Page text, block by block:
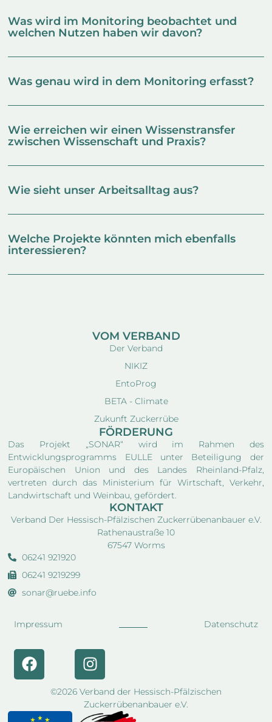
Was wird im Monitoring beobachtet und
welchen Nutzen haben wir davon?
Was genau wird in dem Monitoring erfasst?
Wie erreichen wir einen Wissenstransfer
zwischen Wissenschaft und Praxis?
Wie sieht unser Arbeitsalltag aus?
Welche Projekte könnten mich ebenfalls
interessieren?
VOM VERBAND
Der Verband
NIKIZ
EntoProg
BETA - Climate
Zukunft Zuckerrübe
FÖRDERUNG
Das Projekt „SONAR“ wird im Rahmen des
Entwicklungsprogramms EULLE unter Beteiligung der
Europäischen Union und des Landes Rheinland-Pfalz,
vertreten durch das Ministerium für Wirtschaft, Verkehr,
Landwirtschaft und Weinbau, gefördert.
KONTAKT
Verband Der Hessisch-Pfälzischen Zuckerrübenanbauer e.V.
Rathenaustraße 10
67547 Worms
06241 921920
06241 9219299
sonar@ruebe.info
Impressum Datenschutz
©2026 Verband der Hessisch-Pfälzischen
Zuckerrübenanbauer e.V.